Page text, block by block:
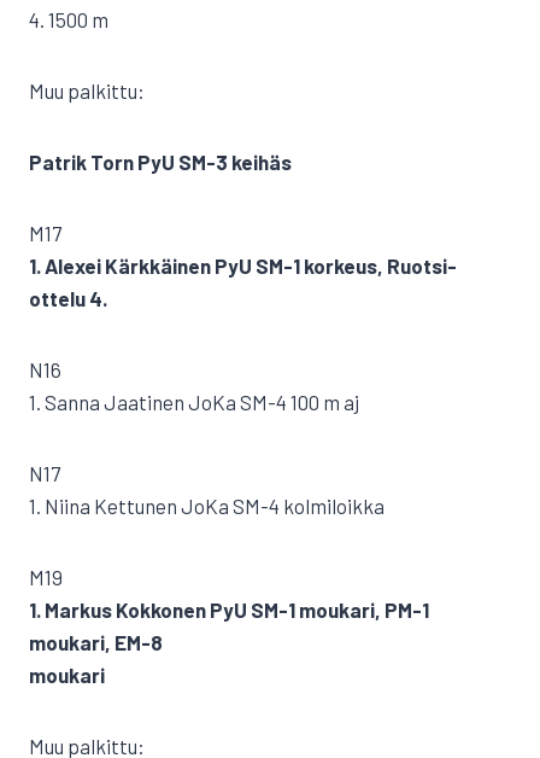
4. 1500 m
Muu palkittu:
Patrik Torn PyU SM-3 keihäs
M17
1. Alexei Kärkkäinen PyU SM-1 korkeus, Ruotsi-
ottelu 4.
N16
1. Sanna Jaatinen JoKa SM-4 100 m aj
N17
1. Niina Kettunen JoKa SM-4 kolmiloikka
M19
1. Markus Kokkonen PyU SM-1 moukari, PM-1
moukari, EM-8
moukari
Muu palkittu: